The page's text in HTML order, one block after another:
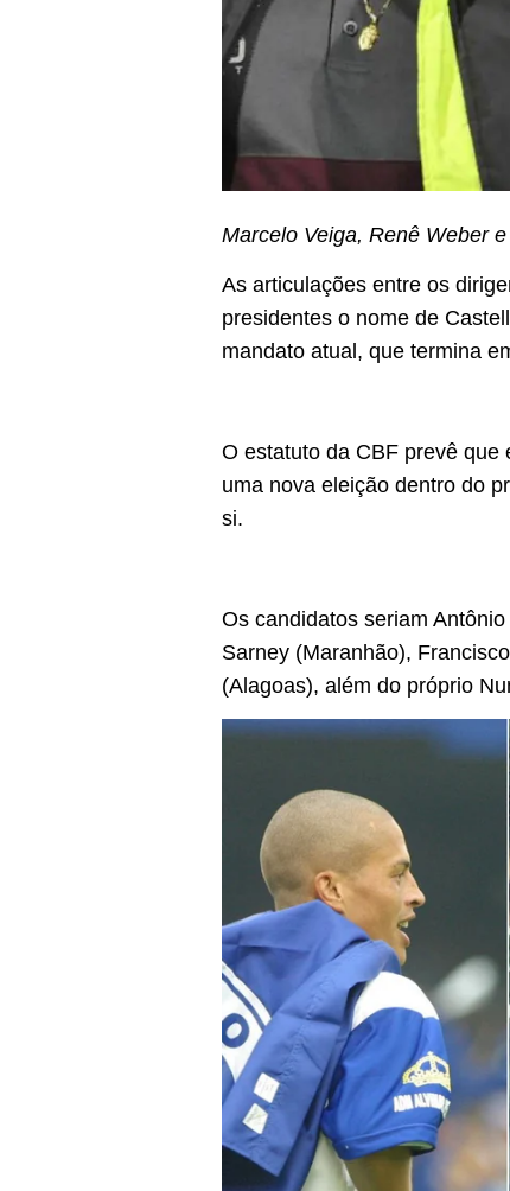
Marcelo Veiga, Renê Weber
As articulações entre os
presidentes o nome de
mandato atual, que termina
O estatuto da CBF prevê que
uma nova eleição dentro do
si.
Os candidatos seriam
Sarney (Maranhão),
(Alagoas), além do próprio